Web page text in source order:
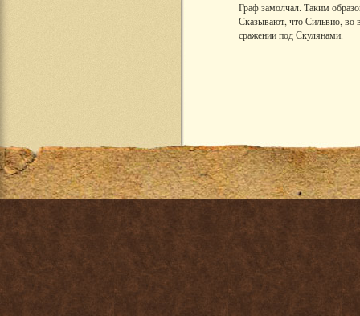
Граф замолчал. Таким
Сказывают, что Сильвио, во
сражении под Скулянами.